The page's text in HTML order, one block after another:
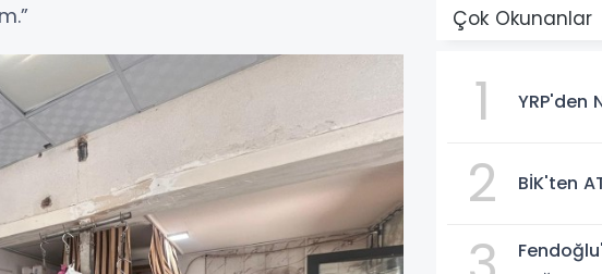
Çok Okunanlar
1 YRP'den
2 BİK'ten